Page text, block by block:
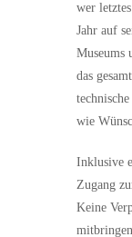
wer
Jahr auf
Museums
das
wie
Inklusive
Zugang
Keine